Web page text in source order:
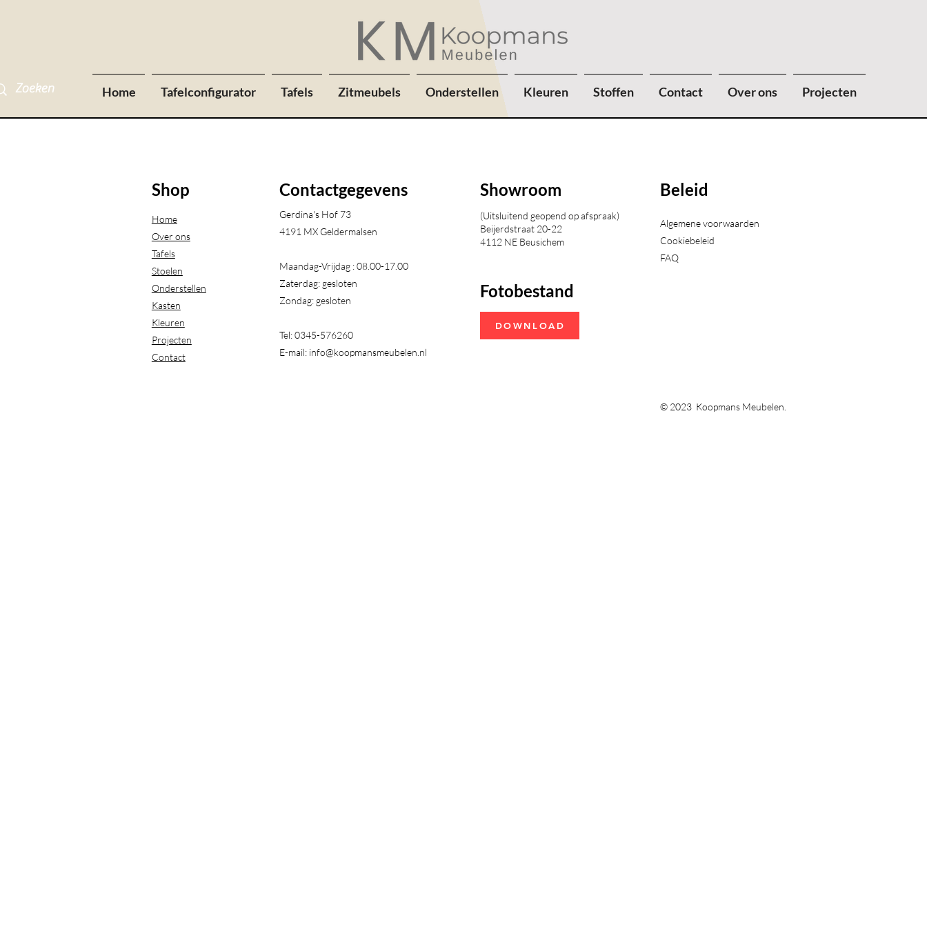
Home Tafelconfigurator Tafels Zitmeubels Onderstellen Kleuren Stoffen Contact Over ons Projecten
Shop
Home
Over ons
Tafels
Stoelen
Onderstellen
Kasten
Kleuren
Projecten
Contact
Contactgegevens
Gerdina's Hof 73
4191 MX Geldermalsen​
Maandag-Vrijdag : 08.00-17.00
Zaterdag: gesloten
Zondag: gesloten
Tel: 0345-576260
E-mail: info@koopmansmeubelen.nl
Showroom
(Uitsluitend geopend op afspraak)
Beijerdstraat 20-22
4112 NE Beusichem
Fotobestand
DOWNLOAD
Beleid
Algemene voorwaarden
Cookiebeleid
FAQ
© 2023 Koopmans Meubelen.